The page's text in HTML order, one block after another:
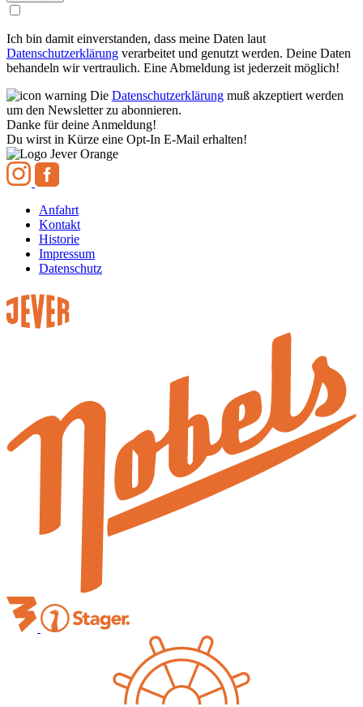
Ich bin damit einverstanden, dass meine Daten laut
Datenschutzerklärung verarbeitet und genutzt werden. Deine Daten
behandeln wir vertraulich. Eine Abmeldung ist jederzeit möglich!
Die Datenschutzerklärung muß akzeptiert werden
um den Newsletter zu abonnieren.
Danke für deine Anmeldung!
Du wirst in Kürze eine Opt-In E-Mail erhalten!
Anfahrt
Kontakt
Historie
Impressum
Datenschutz